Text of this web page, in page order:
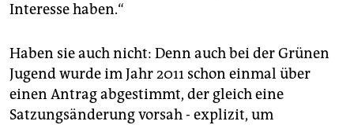
Interesse haben.“
Haben sie auch nicht: Denn auch bei der Grünen
Jugend wurde im Jahr 2011 schon einmal über
einen Antrag abgestimmt, der gleich eine
Satzungsänderung vorsah - explizit, um